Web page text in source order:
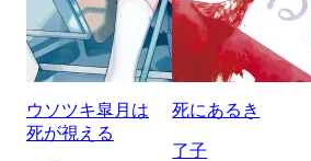
ウソツキ皐月は
死が視える
死にあるき
了子